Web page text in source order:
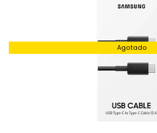
Agotado